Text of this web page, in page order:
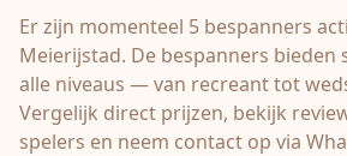
Er zijn momenteel 5 bespanners
Meierijstad. De bespanners bieden
alle niveaus — van recreant tot
Vergelijk direct prijzen, bekijk
spelers en neem contact op via